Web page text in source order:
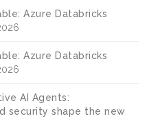
Azure Databricks
Azure Databricks
AI Agents:
security shape the new